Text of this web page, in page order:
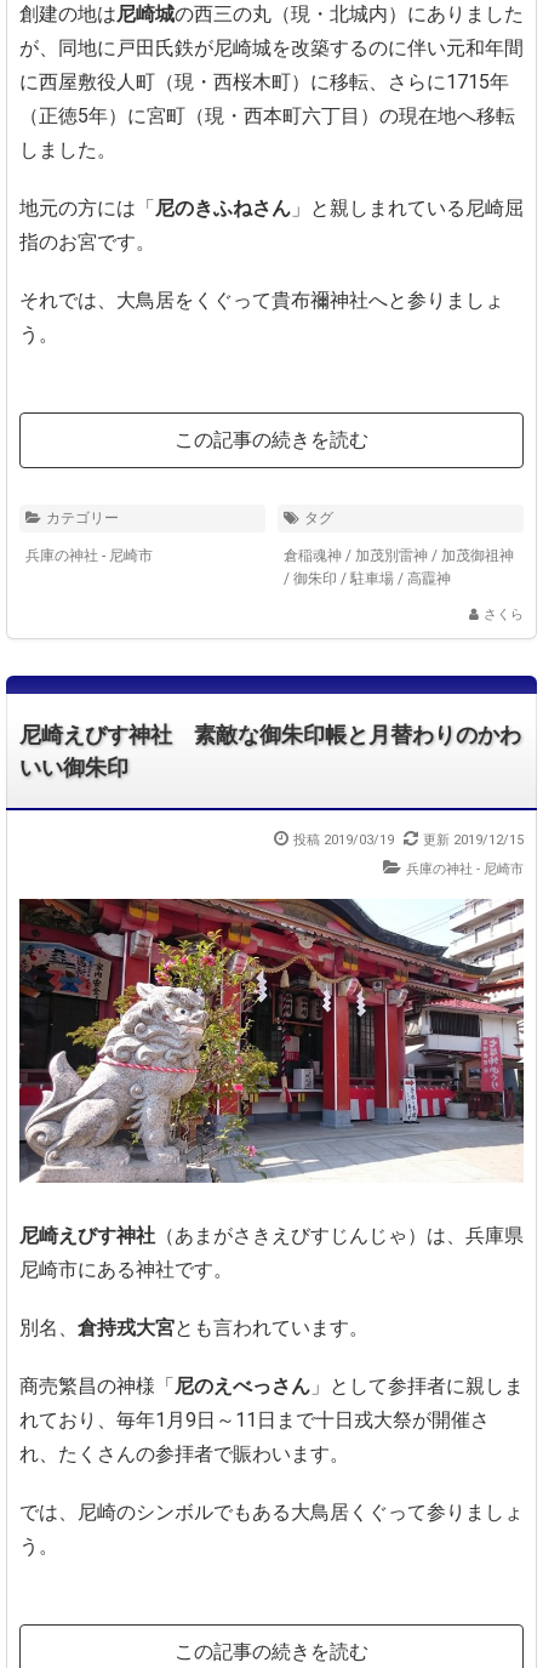
創建の地は尼崎城の西三の丸（現・北城内）にありました
が、同地に戸田氏鉄が尼崎城を改築するのに伴い元和年間
に西屋敷役人町（現・西桜木町）に移転、さらに1715年
（正徳5年）に宮町（現・西本町六丁目）の現在地へ移転
しました。
地元の方には「尼のきふねさん 」と親しまれている尼崎屈
指のお宮です。
それでは、大鳥居をくぐって貴布禰神社へと参りましょ
う。
この記事の続きを読む
カテゴリー
兵庫の神社 - 尼崎市
タグ
倉稲魂神 / 加茂別雷神 / 加茂御祖神
/ 御朱印 / 駐車場 / 高龗神
さくら
尼崎えびす神社 素敵な御朱印帳と月替わりのかわ
いい御朱印
投稿 2019/03/19
更新 2019/12/15
兵庫の神社 - 尼崎市
尼崎えびす神社 （あまがさきえびすじんじゃ）は、兵庫県
尼崎市にある神社です。
別名、 倉持戎大宮とも言われています。
商売繁昌の神様「尼のえべっさん 」として参拝者に親しま
れており、毎年1月9日～11日まで十日戎大祭が開催さ
れ、たくさんの参拝者で賑わいます。
では、尼崎のシンボルでもある大鳥居くぐって参りましょ
う。
この記事の続きを読む